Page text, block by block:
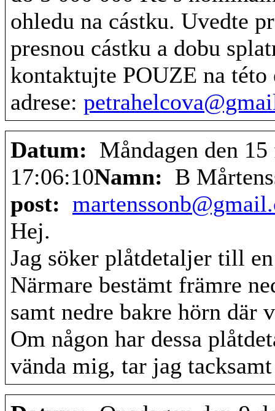
ohledu na cástku. Uvedte
presnou cástku a dobu
kontaktujte POUZE na této
adrese:
Datum: Måndagen den
17:06:10Namn: B
post:
Hej.
Jag söker plåtdetaljer till
Närmare bestämt främre
samt nedre bakre hörn där
Om någon har dessa
vända mig, tar jag